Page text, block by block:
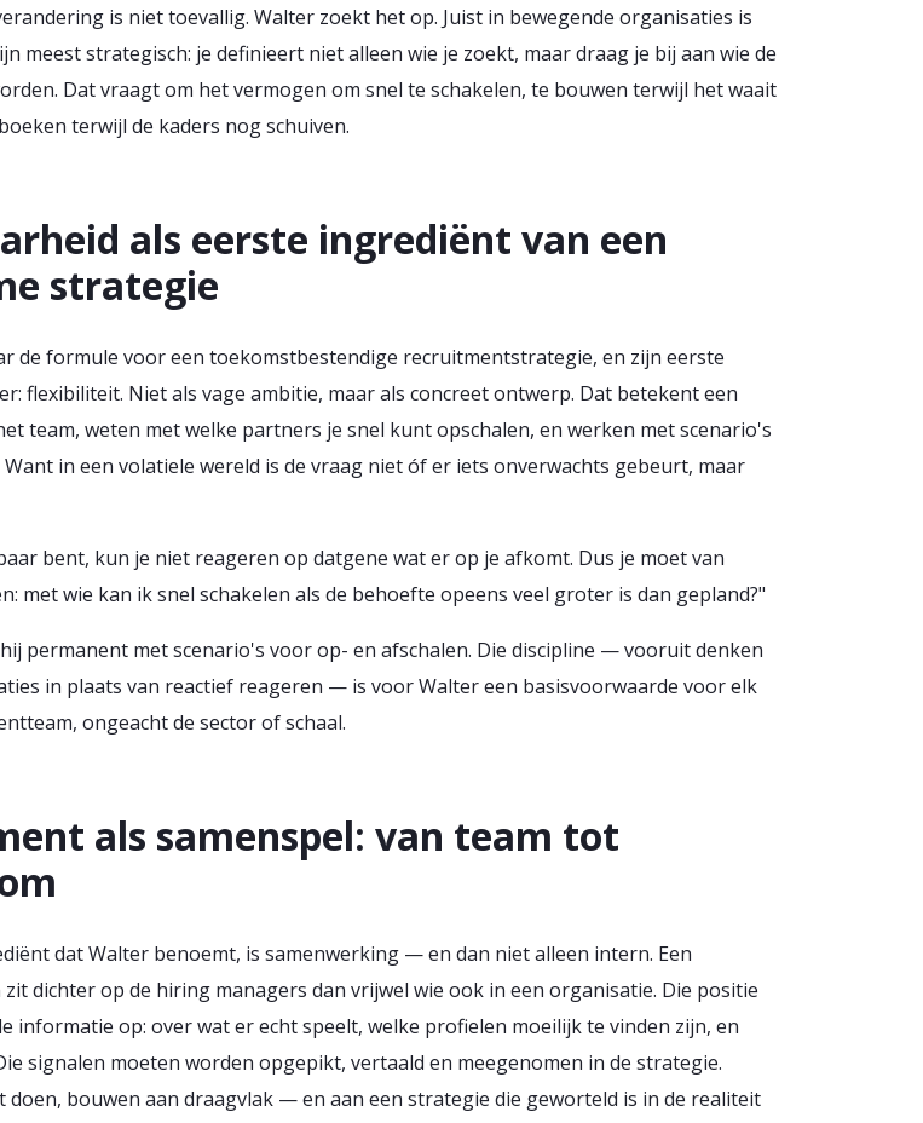
is niet toevallig. Walter zoekt het op. Juist in bewegende organisaties is
meest strategisch: je definieert niet alleen wie je zoekt, maar draag je bij aan wie de
Dat vraagt om het vermogen om snel te schakelen, te bouwen terwijl het waait
terwijl de kaders nog schuiven.
als eerste ingrediënt van een
strategie
de formule voor een toekomstbestendige recruitmentstrategie, en zijn eerste
flexibiliteit. Niet als vage ambitie, maar als concreet ontwerp. Dat betekent een
team, weten met welke partners je snel kunt opschalen, en werken met scenario's
Want in een volatiele wereld is de vraag niet óf er iets onverwachts gebeurt, maar
bent, kun je niet reageren op datgene wat er op je afkomt. Dus je moet van
met wie kan ik snel schakelen als de behoefte opeens veel groter is dan gepland?"
permanent met scenario's voor op- en afschalen. Die discipline — vooruit denken
in plaats van reactief reageren — is voor Walter een basisvoorwaarde voor elk
ongeacht de sector of schaal.
als samenspel: van team tot
dat Walter benoemt, is samenwerking — en dan niet alleen intern. Een
dichter op de hiring managers dan vrijwel wie ook in een organisatie. Die positie
informatie op: over wat er echt speelt, welke profielen moeilijk te vinden zijn, en
signalen moeten worden opgepikt, vertaald en meegenomen in de strategie.
doen, bouwen aan draagvlak — en aan een strategie die geworteld is in de realiteit